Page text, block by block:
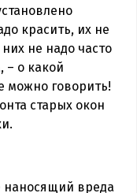
красить, их не
не надо часто
– о какой
можно говорить!
старых окон
наносящий вреда